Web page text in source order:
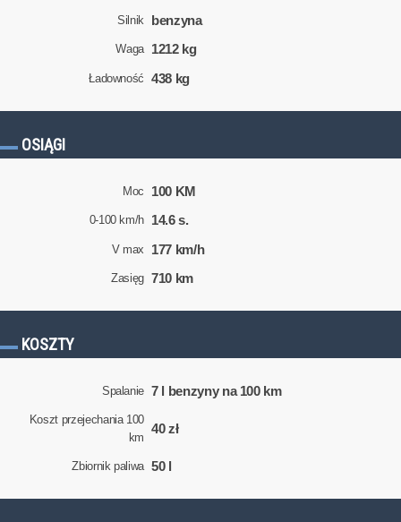
Silnik benzyna
Waga 1212 kg
Ładowność 438 kg
OSIĄGI
Moc 100 KM
0-100 km/h 14.6 s.
V max 177 km/h
Zasięg 710 km
KOSZTY
Spalanie 7 l benzyny na 100 km
Koszt przejechania 100
km
40 zł
Zbiornik paliwa 50 l